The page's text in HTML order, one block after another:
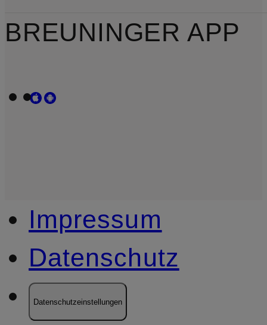
BREUNINGER APP
Impressum
Datenschutz
Datenschutzeinstellungen